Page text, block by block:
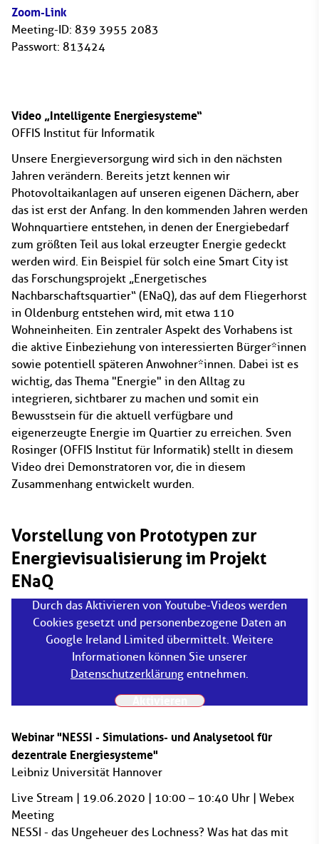
Zoom-Link
Meeting-ID: 839 3955 2083
Passwort: 813424
Video „Intelligente Energiesysteme“
OFFIS Institut für Informatik
Unsere Energieversorgung wird sich in den nächsten
Jahren verändern. Bereits jetzt kennen wir
Photovoltaikanlagen auf unseren eigenen Dächern, aber
das ist erst der Anfang. In den kommenden Jahren werden
Wohnquartiere entstehen, in denen der Energiebedarf
zum größten Teil aus lokal erzeugter Energie gedeckt
werden wird. Ein Beispiel für solch eine Smart City ist
das Forschungsprojekt „Energetisches
Nachbarschaftsquartier“ (ENaQ), das auf dem Fliegerhorst
in Oldenburg entstehen wird, mit etwa 110
Wohneinheiten. Ein zentraler Aspekt des Vorhabens ist
die aktive Einbeziehung von interessierten Bürger*innen
sowie potentiell späteren Anwohner*innen. Dabei ist es
wichtig, das Thema "Energie" in den Alltag zu
integrieren, sichtbarer zu machen und somit ein
Bewusstsein für die aktuell verfügbare und
eigenerzeugte Energie im Quartier zu erreichen. Sven
Rosinger (OFFIS Institut für Informatik) stellt in diesem
Video drei Demonstratoren vor, die in diesem
Zusammenhang entwickelt wurden.
Vorstellung von Prototypen zur
Energievisualisierung im Projekt
ENaQ
Durch das Aktivieren von Youtube-Videos werden
Cookies gesetzt und personenbezogene Daten an
Google Ireland Limited übermittelt. Weitere
Informationen können Sie unserer
Datenschutzerklärung entnehmen.
Webinar "NESSI - Simulations- und Analysetool für
dezentrale Energiesysteme"
Leibniz Universität Hannover
Live Stream | 19.06.2020 | 10:00 – 10:40 Uhr | Webex
Meeting
NESSI - das Ungeheuer des Lochness? Was hat das mit